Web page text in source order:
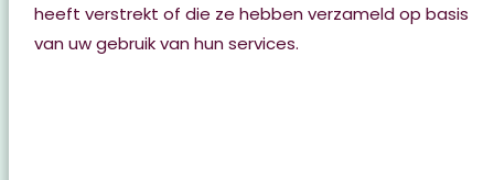
heeft verstrekt of die ze hebben verzameld op basis
van uw gebruik van hun services.